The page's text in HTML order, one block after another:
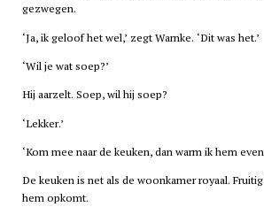
gezwegen.
‘Ja, ik geloof het wel,’ zegt Warnke. ‘Dit was het.’
‘Wil je wat soep?’
Hij aarzelt. Soep, wil hij soep?
‘Lekker.’
‘Kom mee naar de keuken, dan warm ik hem even
De keuken is net als de woonkamer royaal.
hem opkomt.